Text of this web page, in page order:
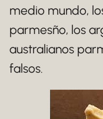
medio mundo,
parmesño, los
australianos
falsos.